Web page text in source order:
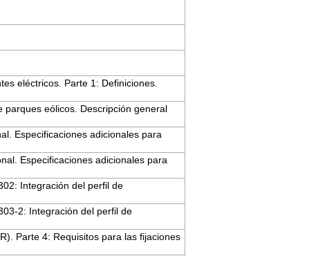
eléctricos. Parte 1: Definiciones.
eólicos. Descripción general
Especificaciones adicionales para
Especificaciones adicionales para
Integración del perfil de
2: Integración del perfil de
Parte 4: Requisitos para las fijaciones